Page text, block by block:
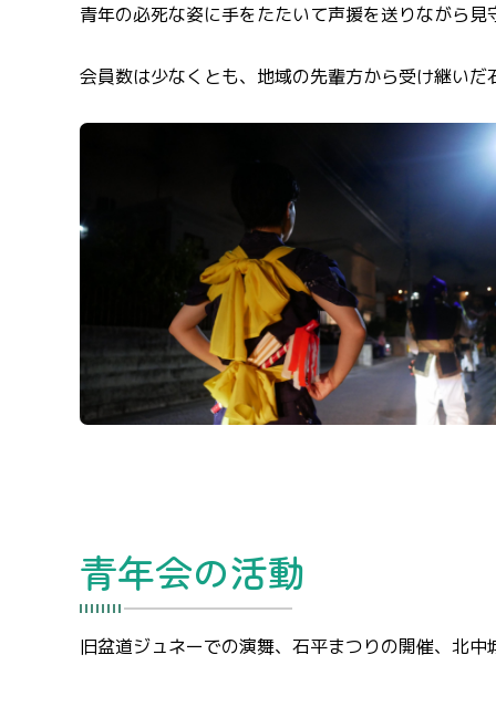
青年の必死な姿に手をたたいて声援を送りながら
会員数は少なくとも、地域の先輩方から受け継い
青年会の活動
旧盆道ジュネーでの演舞、石平まつりの開催、北